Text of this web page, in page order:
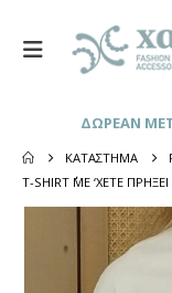
ΔΩΡΕΑΝ
ΚΑΤΆΣΤΗΜΑ
T-SHIRT ΄΄ΜΕ ‘ΧΕΤΕ ΠΡΉΞΕΙ